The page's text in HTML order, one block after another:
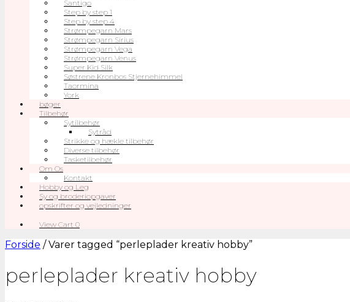
Santigo
Step by step 1
Step by step 4
Strømpegarn Mars
Strømpegarn Sirius
Strømpegarn Vega
Strømpegarn Venus
Super Kid Silk
Søstrene Kronbos Stjernehimmel
Taormina
York
bøger
Tilbehør
Sytilbehør
Sytråd
Strikke og hækle tilbehør
Diverse tilbehør
Tasketilbehør
Om Os
Kontakt
Hobby og Leg
Sy og broderiopgaver
opskrifter og vejledninger
View
cart
View Cart 0
Forside / Varer tagged “perleplader kreativ hobby”
perleplader kreativ hobby